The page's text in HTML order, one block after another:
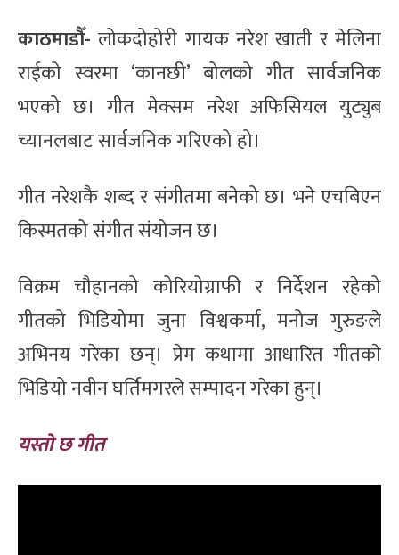
काठमाडौँ- लोकदोहोरी गायक नरेश खाती र मेलिना
राईको स्वरमा ‘कानछी’ बोलको गीत सार्वजनिक
भएको छ। गीत मेक्सम नरेश अफिसियल युट्युब
च्यानलबाट सार्वजनिक गरिएको हो।
गीत नरेशकै शब्द र संगीतमा बनेको छ। भने एचबिएन
किस्मतको संगीत संयोजन छ।
विक्रम चौहानको कोरियोग्राफी र निर्देशन रहेको
गीतको भिडियोमा जुना विश्वकर्मा, मनोज गुरुङले
अभिनय गरेका छन्। प्रेम कथामा आधारित गीतकाे
भिडियो नवीन घर्तिमगरले सम्पादन गरेका हुन्।
यस्तो छ गीत